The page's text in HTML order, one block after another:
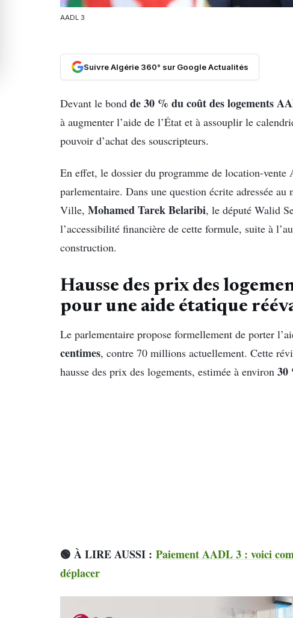
AADL 3
Suivre Algérie 360° sur Google Actualités
Devant le bond de 30 % du coût des logements
à augmenter l’aide de l’État et à assouplir le
pouvoir d’achat des souscripteurs.
En effet, le dossier du programme de location-
parlementaire. Dans une question écrite adressée
Ville, Mohamed Tarek Belaribi, le député Walid
l’accessibilité financière de cette formule, suite à
construction.
Hausse des prix des
pour une aide étatique
Le parlementaire propose formellement de porter
centimes, contre 70 millions actuellement. Cette
hausse des prix des logements, estimée à environ 30
🟢 À LIRE AUSSI : Paiement AADL 3 : voici
déplacer